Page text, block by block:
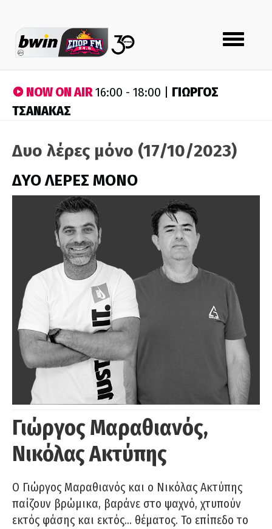
Toggle
navigation
NOW ON AIR16:00 - 18:00 | ΓΙΩΡΓΟΣ
ΤΣΑΝΑΚΑΣ
Δυο λέρες μόνο (17/10/2023)
ΔΥΟ ΛΕΡΕΣ ΜΟΝΟ
Γιώργος Μαραθιανός,
Νικόλας Ακτύπης
Ο Γιώργος Μαραθιανός και ο Νικόλας Ακτύπης
παίζουν βρώμικα, βαράνε στο ψαχνό, χτυπούν
εκτός φάσης και εκτός… θέματος. Το επίπεδο το